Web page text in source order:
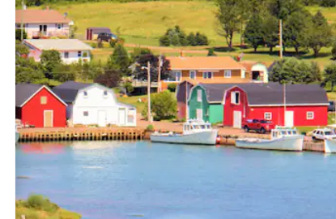
στη σελίδα με τα κουμπιά πάνω και κάτω